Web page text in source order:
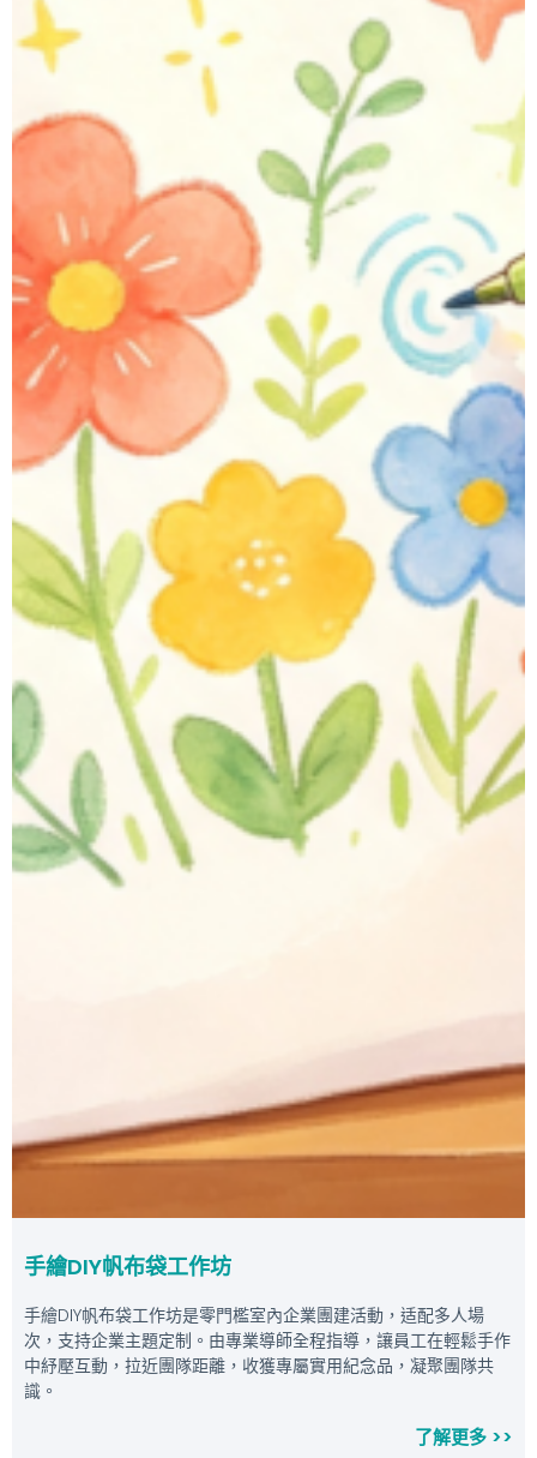
手繪DIY帆布袋工作坊
手繪DIY帆布袋工作坊是零門檻室內企業團建活動，适配多人場
次，支持企業主題定制。由專業導師全程指導，讓員工在輕鬆手作
中紓壓互動，拉近團隊距離，收獲專屬實用紀念品，凝聚團隊共
識。
了解更多 >>